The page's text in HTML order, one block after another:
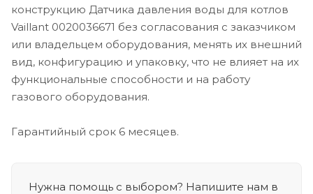
конструкцию Датчика давления воды для котлов
Vaillant 0020036671 без согласования с заказчиком
или владельцем оборудования, менять их внешний
вид, конфигурацию и упаковку, что не влияет на их
функциональные способности и на работу
газового оборудования.
Гарантийный срок 6 месяцев.
Нужна помощь с выбором? Напишите нам в